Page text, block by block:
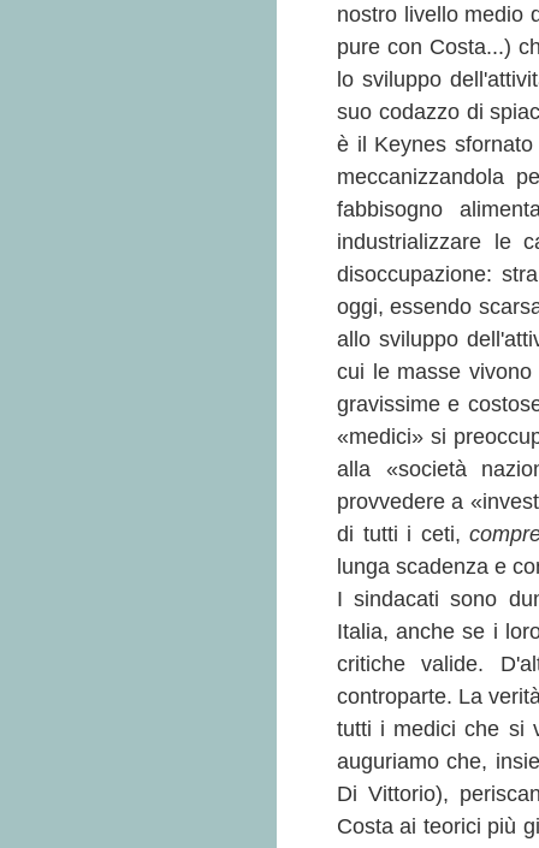
nostro livello medio
pure con Costa...)
lo sviluppo
suo codazzo di
è il Keynes
meccanizzandola
fabbisogno
industrializzare le
disoccupazione:
oggi, essendo
allo sviluppo
cui le masse
gravissime e
«medici» si
alla «società
provvedere a
di tutti i ceti,
lunga scadenza e
I sindacati sono
Italia, anche se i
critiche valide.
controparte. La
tutti i medici che si
auguriamo che,
Di Vittorio),
Costa ai teorici più